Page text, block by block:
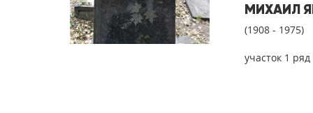
МИХАИЛ
(1908 - 1975)
участок 1